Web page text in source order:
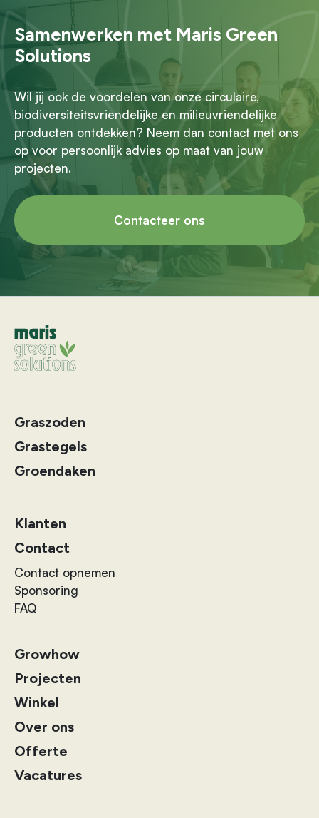
Samenwerken met Maris Green
Solutions
Wil jij ook de voordelen van onze circulaire,
biodiversiteitsvriendelijke en milieuvriendelijke
producten ontdekken? Neem dan contact met ons
op voor persoonlijk advies op maat van jouw
projecten.
Contacteer ons
Graszoden
Grastegels
Groendaken
Klanten
Contact
Contact opnemen
Sponsoring
FAQ
Growhow
Projecten
Winkel
Over ons
Offerte
Vacatures